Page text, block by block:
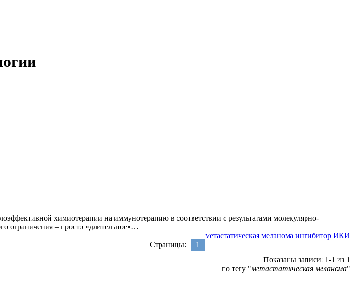
химиотерапии на иммунотерапию в соответствии с результатами молекулярно-
ограничения – просто «длительное»…
метастатическая меланома ингибитор ИКИ
Страницы:
1
Показаны записи: 1-1 из 1
по тегу "метастатическая меланома"